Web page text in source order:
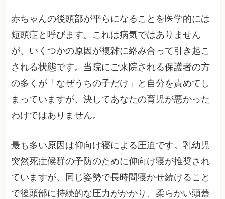
赤ちゃんの後頭部が平らになることを医学的には
短頭症と呼びます。これは病気ではありません
が、いくつかの原因が複雑に絡み合って引き起こ
される状態です。当院にご来院される保護者の方
の多くが「なぜうちの子だけ」と自分を責めてし
まっていますが、決してあなたの育児が悪かった
わけではありません。
最も多い原因は仰向け寝による圧迫です。乳幼児
突然死症候群の予防のために仰向け寝が推奨され
ていますが、同じ姿勢で長時間寝かせ続けること
で後頭部に持続的な圧力がかかり、柔らかい頭蓋